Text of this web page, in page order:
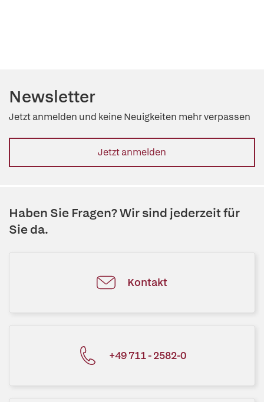
Newsletter
Jetzt anmelden und keine Neuigkeiten mehr verpassen
Jetzt anmelden
Haben Sie Fragen? Wir sind jederzeit für
Sie da.
Kontakt
+49 711 - 2582-0